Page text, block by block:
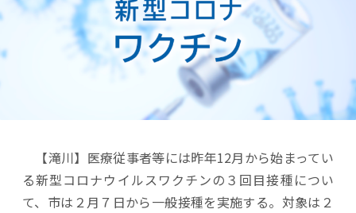
【滝川】医療従事者等には昨年12月から始まってい
る新型コロナウイルスワクチンの３回目接種につい
て、市は２月７日から一般接種を実施する。対象は２